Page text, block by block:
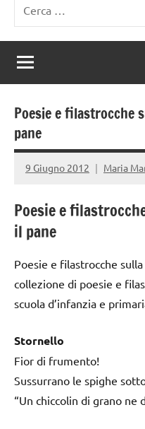
per:
Poesie e filastrocche
pane
9 Giugno 2012 Maria
Poesie e
il pane
Poesie e filastrocche
collezione di poesie e
scuola d’infanzia e
Stornello
Fior di frumento!
Sussurrano le spighe
“Un chiccolin di grano ne